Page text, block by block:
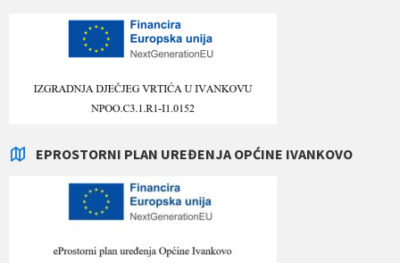
EPROSTORNI PLAN UREĐENJA OPĆINE IVANKOVO